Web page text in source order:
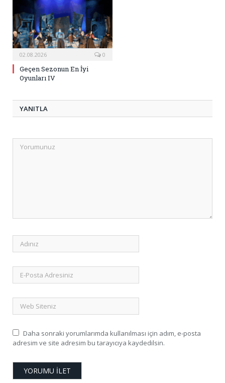
02.08.2026 0
Geçen Sezonun En İyi
Oyunları IV
YANITLA
Daha sonraki yorumlarımda kullanılması için adım, e-posta
adresim ve site adresim bu tarayıcıya kaydedilsin.